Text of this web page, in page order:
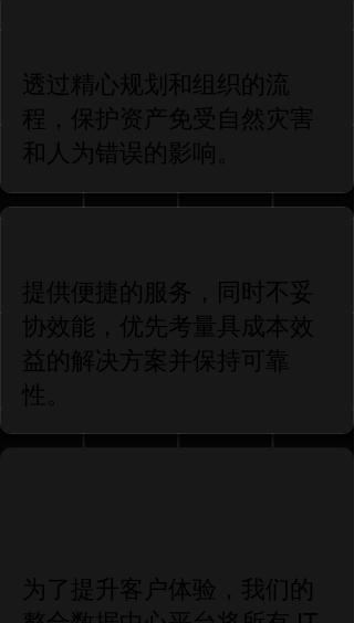
透过精心规划和组织的流
程，保护资产免受自然灾害
和人为错误的影响。
提供便捷的服务，同时不妥
协效能，优先考量具成本效
益的解决方案并保持可靠
性。
为了提升客户体验，我们的